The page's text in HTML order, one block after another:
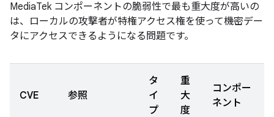
MediaTek コンポーネントの脆弱性で最も重大度が高いの
は、ローカルの攻撃者が特権アクセス権を使って機密デー
タにアクセスできるようになる問題です。
CVE 参照
タ
イ
プ
重
大
度
コンポー
ネント